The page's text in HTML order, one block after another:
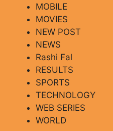
MOBILE
MOVIES
NEW POST
NEWS
Rashi Fal
RESULTS
SPORTS
TECHNOLOGY
WEB SERIES
WORLD